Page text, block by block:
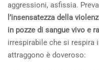
aggressioni, asfissia.
l’insensatezza della
in pozze di sangue vivo e
irrespirabile che si respira
attraggono è doveroso: